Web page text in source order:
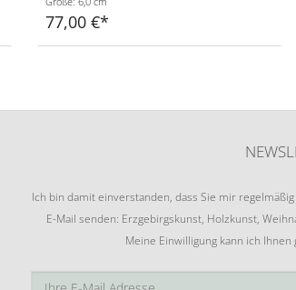
77,00 €
Ich bin damit einverstanden, dass Sie mir
E-Mail senden: Erzgebirgskunst, Holzkunst,
Meine Einwilligung kann ich